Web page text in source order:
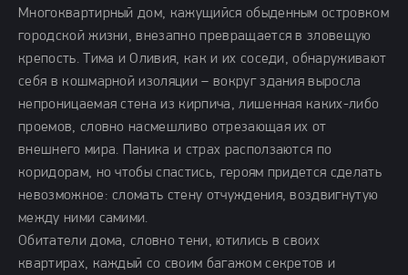
Многоквартирный дом, кажущийся обыденным островком
городской жизни, внезапно превращается в зловещую
крепость. Тима и Оливия, как и их соседи, обнаруживают
себя в кошмарной изоляции – вокруг здания выросла
непроницаемая стена из кирпича, лишенная каких-либо
проемов, словно насмешливо отрезающая их от
внешнего мира. Паника и страх расползаются по
коридорам, но чтобы спастись, героям придется сделать
невозможное: сломать стену отчуждения, воздвигнутую
между ними самими.
Обитатели дома, словно тени, ютились в своих
квартирах, каждый со своим багажом секретов и